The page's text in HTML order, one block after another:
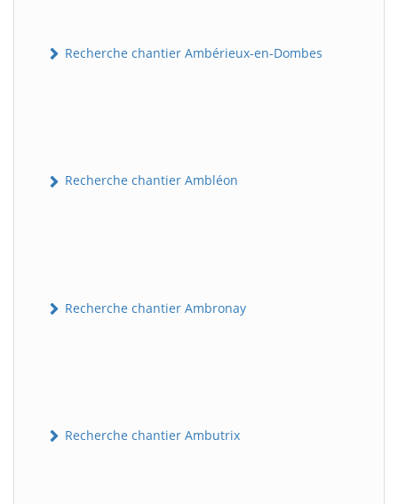
Recherche chantier Ambérieux-en-Dombes
Recherche chantier Ambléon
Recherche chantier Ambronay
Recherche chantier Ambutrix